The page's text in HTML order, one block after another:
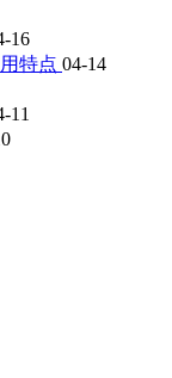
16
特点 04-14
11